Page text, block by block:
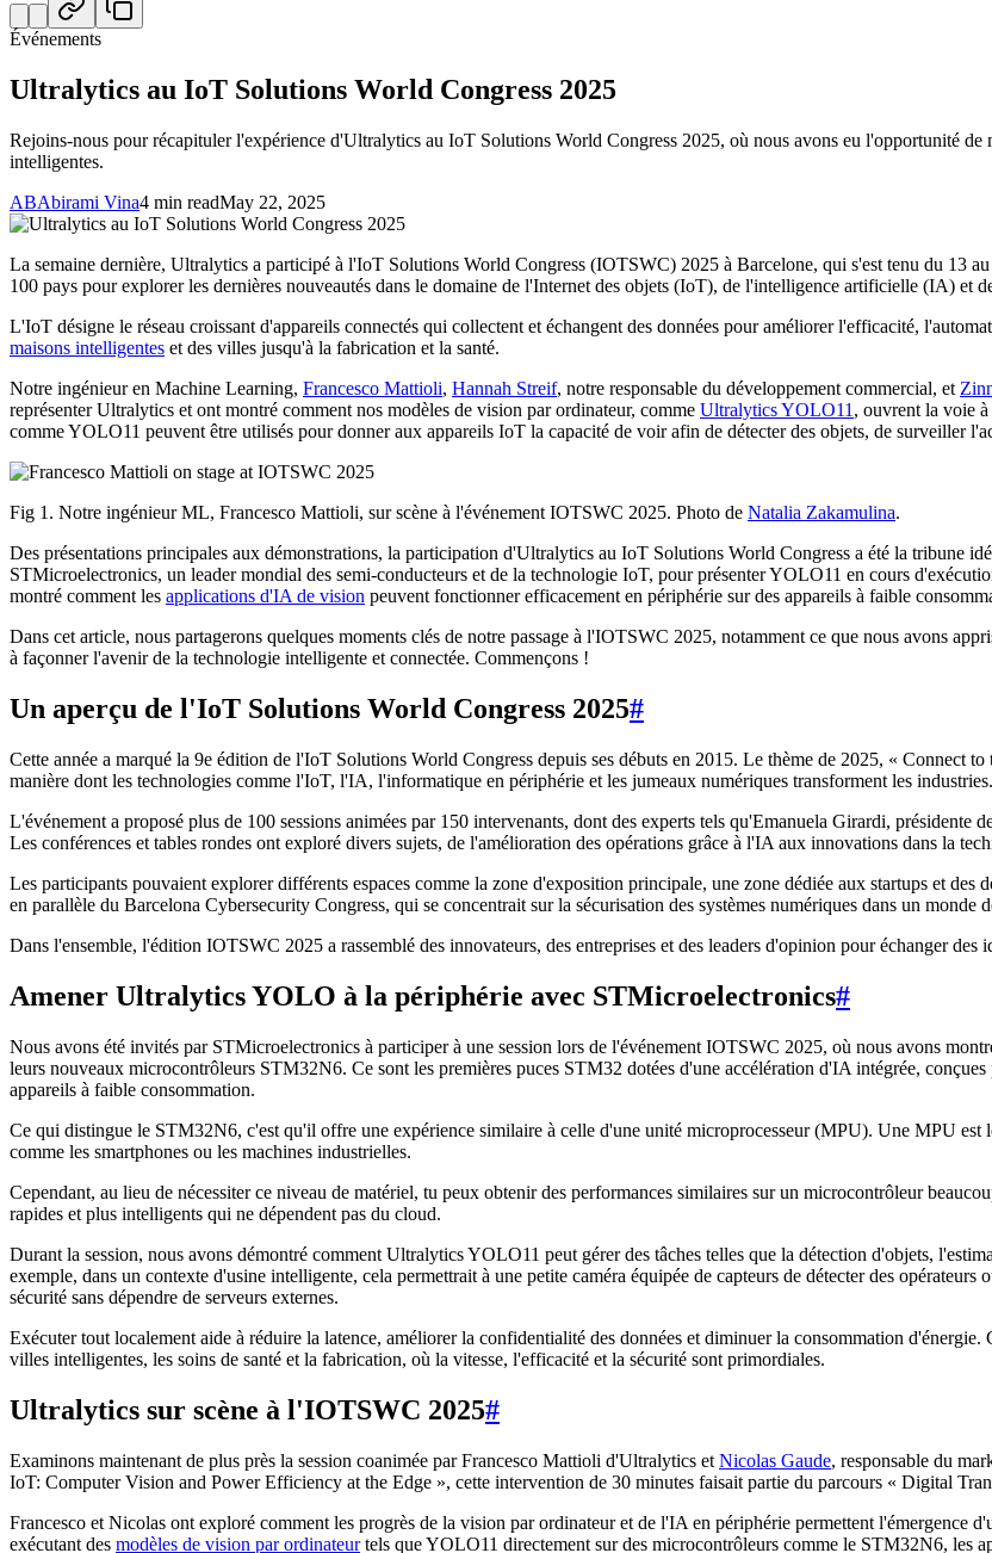
Événements
Ultralytics au IoT Solutions World Congress 2025
Rejoins-nous pour récapituler l'expérience d'Ultralytics au IoT Solutions World Congress 2025, où nous avons eu l'opportunité
intelligentes.
ABAbirami Vina4 min readMay 22, 2025
La semaine dernière, Ultralytics a participé à l'IoT Solutions World Congress (IOTSWC) 2025 à Barcelone, qui s'est tenu du 13
100 pays pour explorer les dernières nouveautés dans le domaine de l'Internet des objets (IoT), de l'intelligence artificielle (IA) et
L'IoT désigne le réseau croissant d'appareils connectés qui collectent et échangent des données pour améliorer l'efficacité,
maisons intelligentes et des villes jusqu'à la fabrication et la santé.
Notre ingénieur en Machine Learning, Francesco Mattioli, Hannah Streif, notre responsable du développement commercial, et
représenter Ultralytics et ont montré comment nos modèles de vision par ordinateur, comme Ultralytics YOLO11 , ouvrent la voie
comme YOLO11 peuvent être utilisés pour donner aux appareils IoT la capacité de voir afin de détecter des objets, de surveiller
Fig 1. Notre ingénieur ML, Francesco Mattioli, sur scène à l'événement IOTSWC 2025. Photo de Natalia Zakamulina.
Des présentations principales aux démonstrations, la participation d'Ultralytics au IoT Solutions World Congress a été la tribune
STMicroelectronics, un leader mondial des semi-conducteurs et de la technologie IoT, pour présenter YOLO11 en cours
montré comment les applications d'IA de vision peuvent fonctionner efficacement en périphérie sur des appareils à faible
Dans cet article, nous partagerons quelques moments clés de notre passage à l'IOTSWC 2025, notamment ce que nous avons
à façonner l'avenir de la technologie intelligente et connectée. Commençons !
Un aperçu de l'IoT Solutions World Congress 2025#
Cette année a marqué la 9e édition de l'IoT Solutions World Congress depuis ses débuts en 2015. Le thème de 2025, « Connect
manière dont les technologies comme l'IoT, l'IA, l'informatique en périphérie et les jumeaux numériques transforment les industries.
L'événement a proposé plus de 100 sessions animées par 150 intervenants, dont des experts tels qu'Emanuela Girardi,
Les conférences et tables rondes ont exploré divers sujets, de l'amélioration des opérations grâce à l'IA aux innovations dans la
Les participants pouvaient explorer différents espaces comme la zone d'exposition principale, une zone dédiée aux startups et des
en parallèle du Barcelona Cybersecurity Congress, qui se concentrait sur la sécurisation des systèmes numériques dans un monde
Dans l'ensemble, l'édition IOTSWC 2025 a rassemblé des innovateurs, des entreprises et des leaders d'opinion pour échanger des
Amener Ultralytics YOLO à la périphérie avec STMicroelectronics#
Nous avons été invités par STMicroelectronics à participer à une session lors de l'événement IOTSWC 2025, où nous avons
leurs nouveaux microcontrôleurs STM32N6. Ce sont les premières puces STM32 dotées d'une accélération d'IA intégrée, conçues
appareils à faible consommation.
Ce qui distingue le STM32N6, c'est qu'il offre une expérience similaire à celle d'une unité microprocesseur (MPU). Une MPU est
comme les smartphones ou les machines industrielles.
Cependant, au lieu de nécessiter ce niveau de matériel, tu peux obtenir des performances similaires sur un microcontrôleur
rapides et plus intelligents qui ne dépendent pas du cloud.
Durant la session, nous avons démontré comment Ultralytics YOLO11 peut gérer des tâches telles que la détection d'objets,
exemple, dans un contexte d'usine intelligente, cela permettrait à une petite caméra équipée de capteurs de détecter des
sécurité sans dépendre de serveurs externes.
Exécuter tout localement aide à réduire la latence, améliorer la confidentialité des données et diminuer la consommation
villes intelligentes, les soins de santé et la fabrication, où la vitesse, l'efficacité et la sécurité sont primordiales.
Ultralytics sur scène à l'IOTSWC 2025#
Examinons maintenant de plus près la session coanimée par Francesco Mattioli d'Ultralytics et Nicolas Gaude, responsable du
IoT: Computer Vision and Power Efficiency at the Edge », cette intervention de 30 minutes faisait partie du parcours « Digital
Francesco et Nicolas ont exploré comment les progrès de la vision par ordinateur et de l'IA en périphérie permettent l'émergence
exécutant des modèles de vision par ordinateurtels que YOLO11 directement sur des microcontrôleurs comme le STM32N6, les